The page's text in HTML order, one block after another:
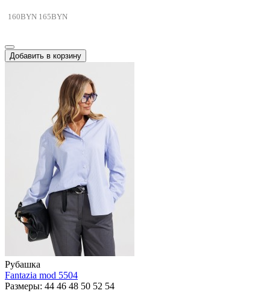
160BYN 165BYN
Добавить в корзину
Рубашка
Fantazia mod 5504
Размеры: 44 46 48 50 52 54